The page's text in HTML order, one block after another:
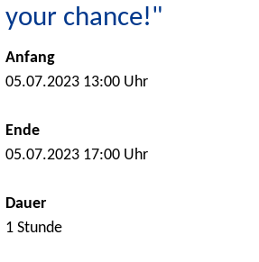
your chance!"
Anfang
05.07.2023 13:00 Uhr
Ende
05.07.2023 17:00 Uhr
Dauer
1 Stunde